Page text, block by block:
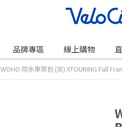
品牌專區 線上購物
WOHO 防水車架包 (灰) XTOURING Full